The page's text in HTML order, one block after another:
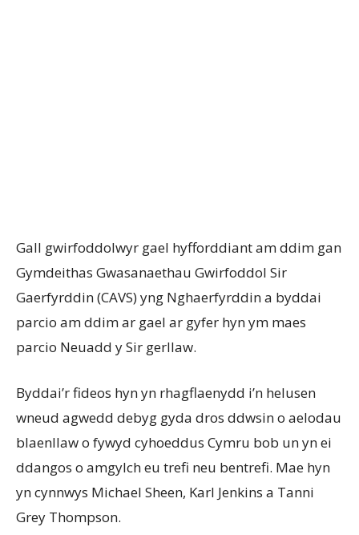
Gall gwirfoddolwyr gael hyfforddiant am ddim gan
Gymdeithas Gwasanaethau Gwirfoddol Sir
Gaerfyrddin (CAVS) yng Nghaerfyrddin a byddai
parcio am ddim ar gael ar gyfer hyn ym maes
parcio Neuadd y Sir gerllaw.
Byddai’r fideos hyn yn rhagflaenydd i’n helusen
wneud agwedd debyg gyda dros ddwsin o aelodau
blaenllaw o fywyd cyhoeddus Cymru bob un yn ei
ddangos o amgylch eu trefi neu bentrefi. Mae hyn
yn cynnwys Michael Sheen, Karl Jenkins a Tanni
Grey Thompson.